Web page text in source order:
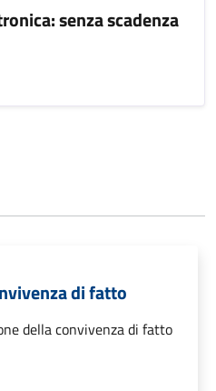
senza scadenza
di fatto
della convivenza di fatto